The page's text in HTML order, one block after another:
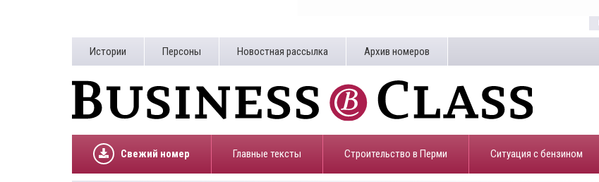
Истории Персоны Новостная рассылка Архив номеров
Свежий номер Главные тексты Строительство в Перми ​Ситуация с бензином